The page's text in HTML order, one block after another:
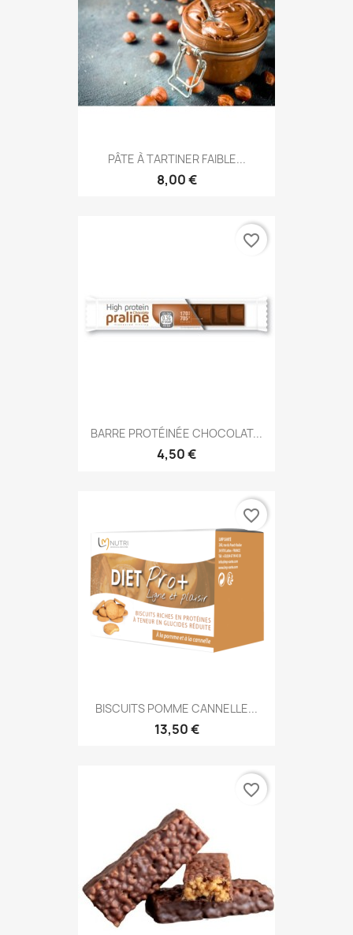
PÂTE À TARTINER FAIBLE...
8,00 €
BARRE PROTÉINÉE CHOCOLAT...
4,50 €
favorite_border
BISCUITS POMME CANNELLE...
13,50 €
favorite_border
favorite_border